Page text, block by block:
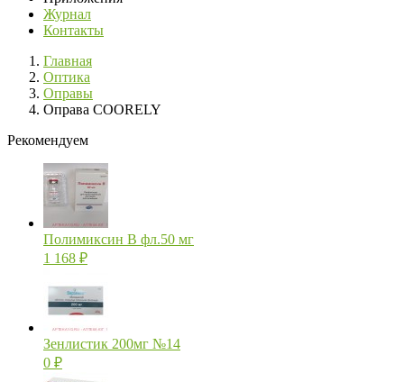
Журнал
Контакты
Главная
Оптика
Оправы
Оправа COORELY
Рекомендуем
Полимиксин В фл.50 мг
1 168 ₽
Зенлистик 200мг №14
0 ₽